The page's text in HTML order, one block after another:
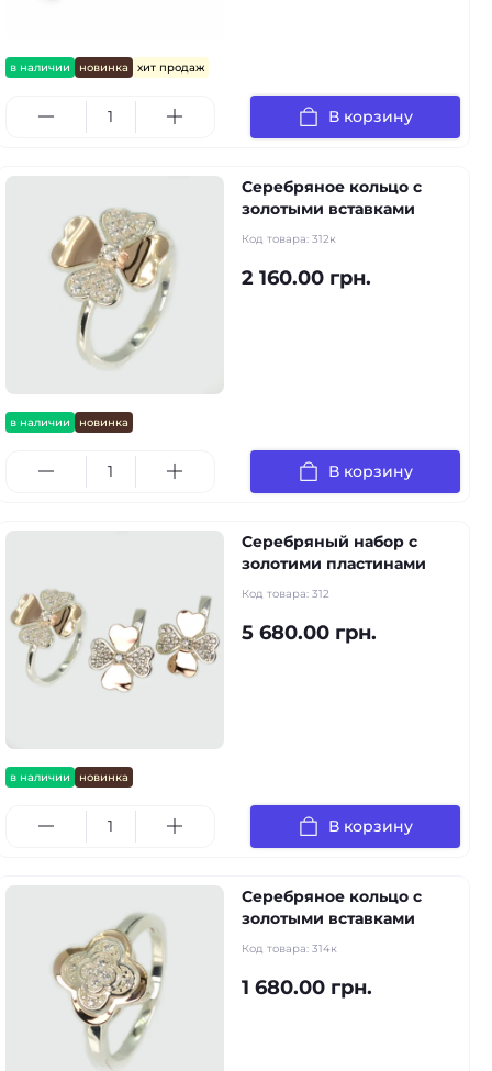
в наличии новинка хит продаж
В корзину
в наличии новинка
Серебряное кольцо с
золотыми вставками
Код товара: 312к
2 160.00 грн.
В корзину
в наличии новинка
Серебряный набор с
золотими пластинами
Код товара: 312
5 680.00 грн.
В корзину
Серебряное кольцо с
золотыми вставками
Код товара: 314к
1 680.00 грн.